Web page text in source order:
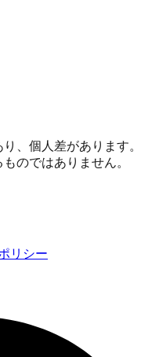
、個人差があります。
のではありません。
リシー